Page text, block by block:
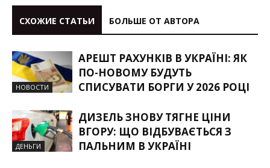
СХОЖИЕ СТАТЬИ БОЛЬШЕ ОТ АВТОРА
НОВОСТИ
АРЕШТ РАХУНКІВ В УКРАЇНІ: ЯК
ПО-НОВОМУ БУДУТЬ
СПИСУВАТИ БОРГИ У 2026 РОЦІ
ДЕНЬГИ
ДИЗЕЛЬ ЗНОВУ ТЯГНЕ ЦІНИ
ВГОРУ: ЩО ВІДБУВАЄТЬСЯ З
ПАЛЬНИМ В УКРАЇНІ